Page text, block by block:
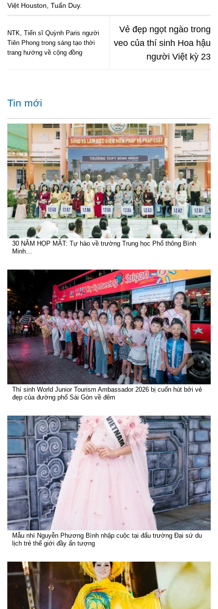
Việt Houston Tuấn Duy.
NTK, Tiến sĩ Quỳnh Paris người
Tiên Phong trong sáng tạo thời
trang hướng về cộng đồng
Vẻ đẹp ngọt ngào trong
veo của thí sinh Hoa hậu
người Việt kỳ 23
Tin mới
30 NĂM HỌP MẶT: Tự hào về trường Trung học Phổ thông Bình
Minh…
Thí sinh World Junior Tourism Ambassador 2026 bị cuốn hút bởi vẻ
đẹp của đường phố Sài Gòn về đêm
Mẫu nhí Nguyễn Phương Bình nhập cuộc tại đấu trường Đại sứ du
lịch trẻ thế giới đầy ấn tượng